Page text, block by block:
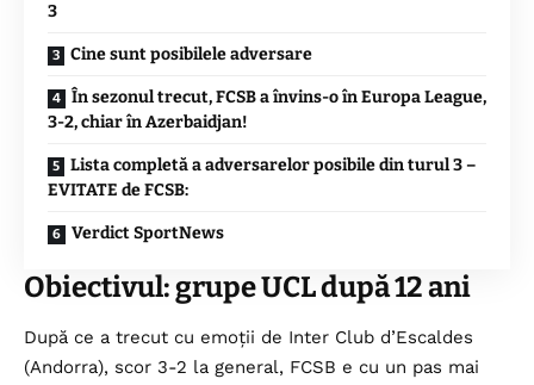
3
Cine sunt posibilele adversare
În sezonul trecut, FCSB a învins-o în Europa League,
3-2, chiar în Azerbaidjan!
Lista completă a adversarelor posibile din turul 3 –
EVITATE de FCSB:
Verdict SportNews
Obiectivul: grupe UCL după 12 ani
După ce a trecut cu emoții de Inter Club d’Escaldes
(Andorra), scor 3-2 la general, FCSB e cu un pas mai